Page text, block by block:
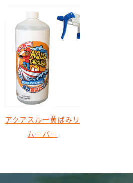
アクアスルー黄ばみリ
ムーバー